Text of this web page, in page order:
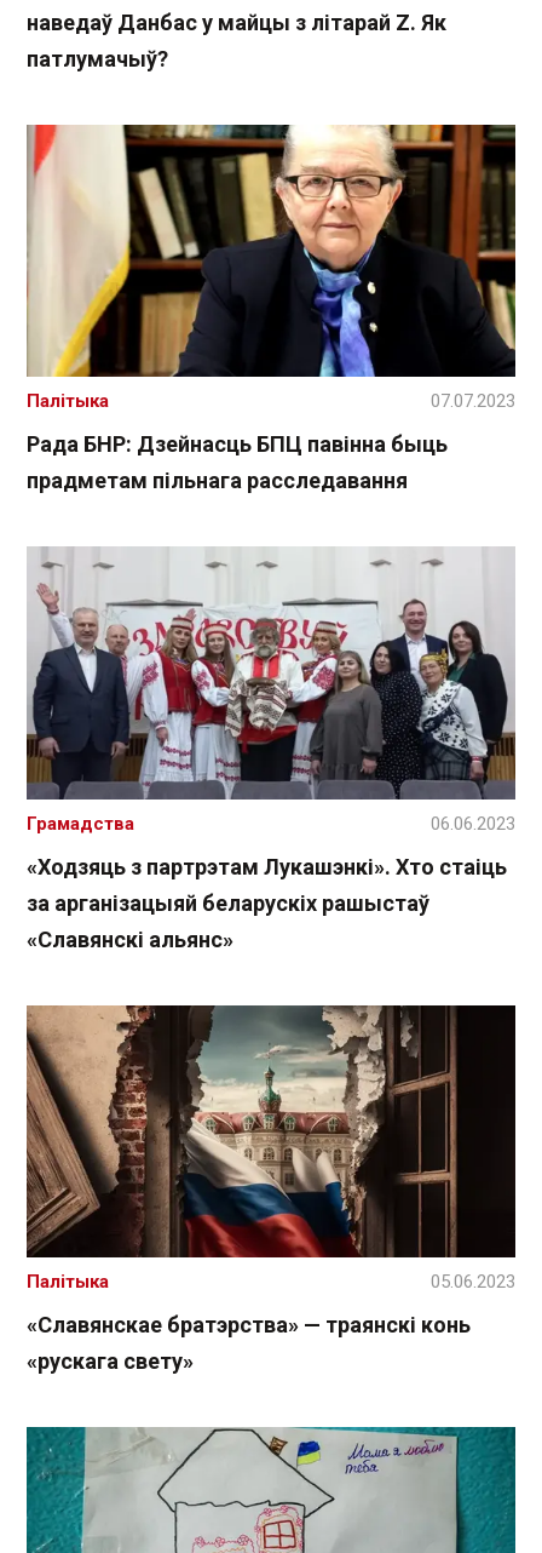
наведаў Данбас у майцы з літарай Z. Як
патлумачыў?
Рада БНР: Дзейнасць БПЦ павінна быць
прадметам пільнага расследавання
Палітыка 07.07.2023
«Ходзяць з партрэтам Лукашэнкі». Хто стаіць
за арганізацыяй беларускіх рашыстаў
«Славянскі альянс»
Грамадства 06.06.2023
«Славянскае братэрства» — траянскі конь
«рускага свету»
Палітыка 05.06.2023